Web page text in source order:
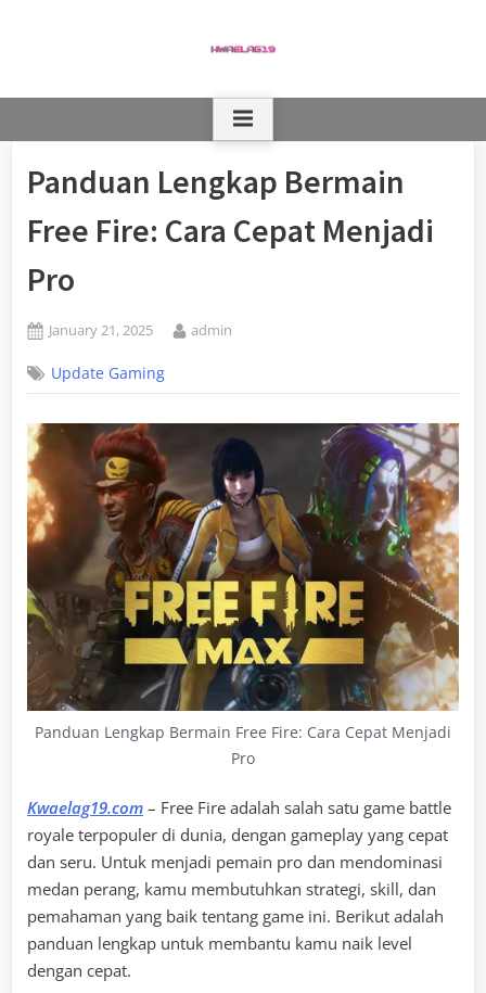
Panduan Lengkap Bermain
Free Fire: Cara Cepat Menjadi
Pro
Posted
January 21, 2025 By
admin
Update Gaming
Panduan Lengkap Bermain Free Fire: Cara Cepat Menjadi
Pro
Kwaelag19.com – Free Fire adalah salah satu game battle
royale terpopuler di dunia, dengan gameplay yang cepat
dan seru. Untuk menjadi pemain pro dan mendominasi
medan perang, kamu membutuhkan strategi, skill, dan
pemahaman yang baik tentang game ini. Berikut adalah
panduan lengkap untuk membantu kamu naik level
dengan cepat.